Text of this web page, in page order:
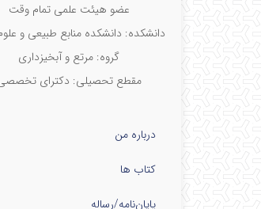
عضو هیئت علمی تمام وقت
دانشکده: دانشکده منابع طبیعی و
گروه: مرتع و آبخیزداری
مقطع تحصیلی: دکترای
درباره من
کتاب ها
پایان‌نامه‌/رساله